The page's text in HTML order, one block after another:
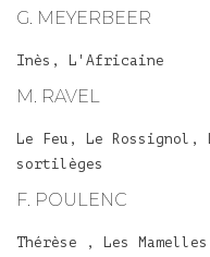
G. MEYERBEER
Inès, L'Africaine
M. RAVEL
Le Feu, Le
sortilèges
F. POULENC
Thérèse , Les